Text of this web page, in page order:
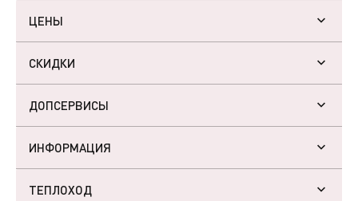
ЦЕНЫ
СКИДКИ
ДОПСЕРВИСЫ
ИНФОРМАЦИЯ
ТЕПЛОХОД